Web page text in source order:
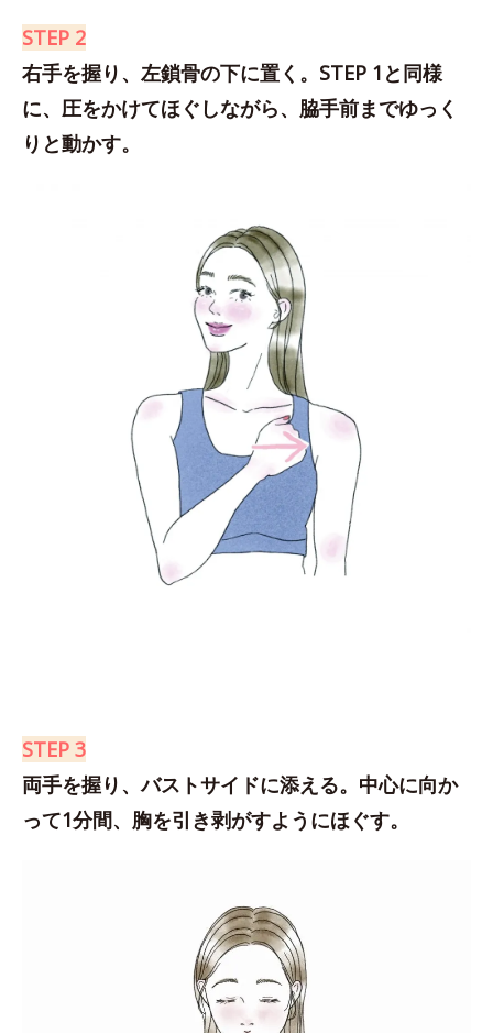
STEP 2
右手を握り、左鎖骨の下に置く。STEP 1と同様
に、圧をかけてほぐしながら、脇手前までゆっく
りと動かす。
STEP 3
両手を握り、バストサイドに添える。中心に向か
って1分間、胸を引き剥がすようにほぐす。